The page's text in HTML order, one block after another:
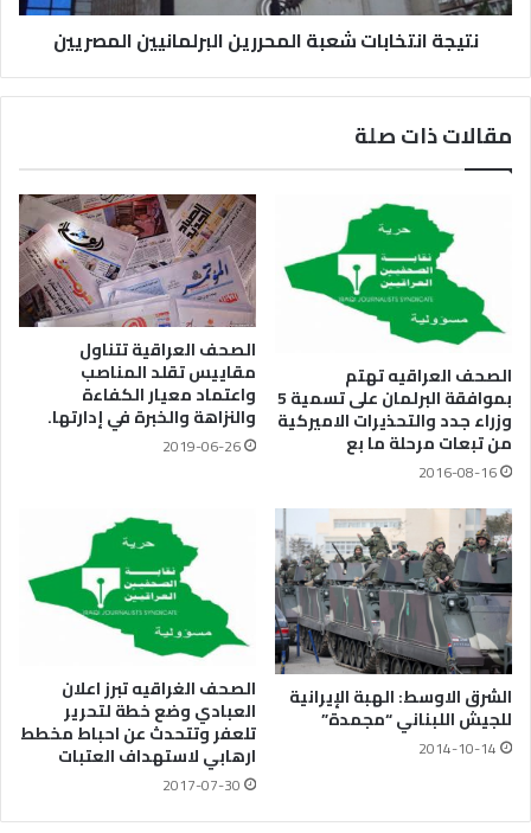
نتيجة انتخابات شعبة المحررين البرلمانيين المصريين
مقالات ذات صلة
الصحف العراقيه تهتم
بموافقة البرلمان على تسمية 5
وزراء جدد والتحذيرات الاميركية
من تبعات مرحلة ما بع
2016-08-16
الصحف العراقية تتناول
مقاييس تقلد المناصب
واعتماد معيار الكفاءة
والنزاهة والخبرة في إدارتها.
2019-06-26
الشرق الاوسط: الهبة الإيرانية
للجيش اللبناني “مجمدة”
2014-10-14
الصحف الغراقيه تبرز اعلان
العبادي وضع خطة لتحرير
تلعفر وتتحدث عن احباط مخطط
ارهابي لاستهداف العتبات
2017-07-30